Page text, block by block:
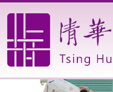
要